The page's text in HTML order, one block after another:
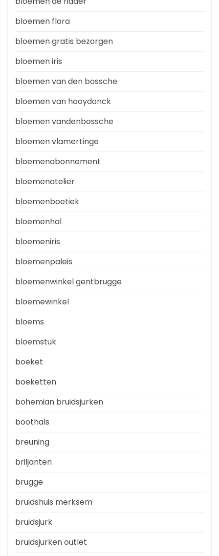
bloemen flora
bloemen gratis bezorgen
bloemen iris
bloemen van den bossche
bloemen van hooydonck
bloemen vandenbossche
bloemen vlamertinge
bloemenabonnement
bloemenatelier
bloemenboetiek
bloemenhal
bloemeniris
bloemenpaleis
bloemenwinkel gentbrugge
bloemewinkel
bloems
bloemstuk
boeket
boeketten
bohemian bruidsjurken
boothals
breuning
briljanten
brugge
bruidshuis merksem
bruidsjurk
bruidsjurken outlet